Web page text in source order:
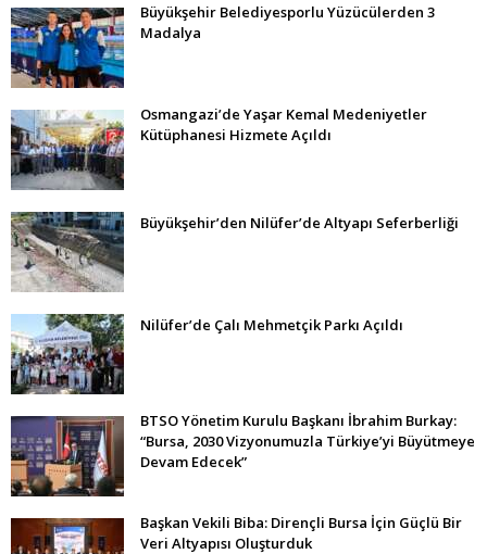
Büyükşehir Belediyesporlu Yüzücülerden 3
Madalya
Osmangazi’de Yaşar Kemal Medeniyetler
Kütüphanesi Hizmete Açıldı
Büyükşehir’den Nilüfer’de Altyapı Seferberliği
Nilüfer’de Çalı Mehmetçik Parkı Açıldı
BTSO Yönetim Kurulu Başkanı İbrahim Burkay:
“Bursa, 2030 Vizyonumuzla Türkiye’yi Büyütmeye
Devam Edecek”
Başkan Vekili Biba: Dirençli Bursa İçin Güçlü Bir
Veri Altyapısı Oluşturduk